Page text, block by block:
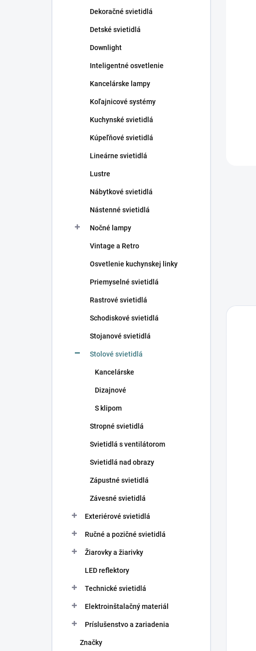
Dekoračné svietidlá
Detské svietidlá
Downlight
Inteligentné osvetlenie
Kancelárske lampy
Koľajnicové systémy
Kuchynské svietidlá
Kúpeľňové svietidlá
Lineárne svietidlá
Lustre
Nábytkové svietidlá
Nástenné svietidlá
Nočné lampy
Vintage a Retro
Osvetlenie kuchynskej linky
Priemyselné svietidlá
Rastrové svietidlá
Schodiskové svietidlá
Stojanové svietidlá
Stolové svietidlá
Kancelárske
Dizajnové
S klipom
Stropné svietidlá
Svietidlá s ventilátorom
Svietidlá nad obrazy
Zápustné svietidlá
Závesné svietidlá
Exteriérové svietidlá
Ručné a pozičné svietidlá
Žiarovky a žiarivky
LED reflektory
Technické svietidlá
Elektroinštalačný materiál
Príslušenstvo a zariadenia
Značky